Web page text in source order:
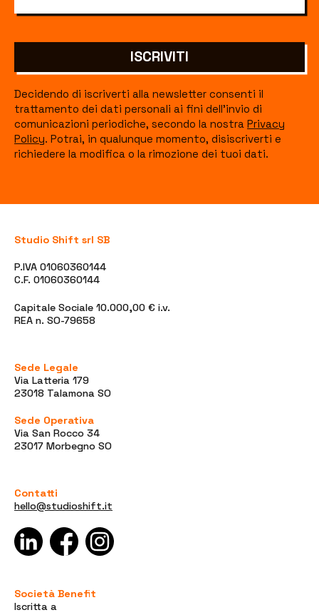
ISCRIVITI
Decidendo di iscriverti alla newsletter consenti il
trattamento dei dati personali ai fini dell'invio di
comunicazioni periodiche, secondo la nostra Privacy
Policy. Potrai, in qualunque momento, disiscriverti e
richiedere la modifica o la rimozione dei tuoi dati.
Studio Shift srl SB
P.IVA 01060360144
C.F. 01060360144
Capitale Sociale 10.000,00 € i.v.
REA n. SO-79658
Sede Legale
Via Latteria 179
23018 Talamona SO
Sede Operativa
Via San Rocco 34
23017 Morbegno SO
Contatti
hello@studioshift.it
Società Benefit
Iscritta a